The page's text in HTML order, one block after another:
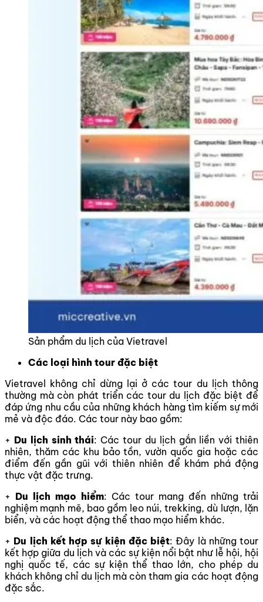
Sản phẩm du lịch của Vietravel
Các loại hình tour đặc biệt
Vietravel không chỉ dừng lại ở các tour du lịch thông
thường mà còn phát triển các tour du lịch đặc biệt để
đáp ứng nhu cầu của những khách hàng tìm kiếm sự mới
mẻ và độc đáo. Các tour này bao gồm:
+ Du lịch sinh thái: Các tour du lịch gắn liền với thiên
nhiên, thăm các khu bảo tồn, vườn quốc gia hoặc các
điểm đến gần gũi với thiên nhiên để khám phá động
thực vật đặc trưng.
+ Du lịch mạo hiểm: Các tour mang đến những trải
nghiệm mạnh mẽ, bao gồm leo núi, trekking, dù lượn, lặn
biển, và các hoạt động thể thao mạo hiểm khác.
+ Du lịch kết hợp sự kiện đặc biệt: Đây là những tour
kết hợp giữa du lịch và các sự kiện nổi bật như lễ hội, hội
nghị quốc tế, các sự kiện thể thao lớn, cho phép du
khách không chỉ du lịch mà còn tham gia các hoạt động
đặc sắc.